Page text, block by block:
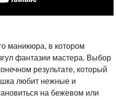
маникюра, в котором
фантазии мастера. Выбор
результате, который
любит нежные и
на бежевом или